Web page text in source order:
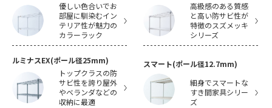
優しい色合いでお
部屋に馴染むイン
テリア性が魅力の
カラーラック
高級感のある質感
と高い防サビ性が
特徴のスズメッキ
シリーズ
ルミナスEX(ポール径25mm)
トップクラスの防
サビ性を誇り屋外
やベランダなどの
収納に最適
スマート(ポール径12.7mm)
細身でスマートな
すき間家具シリー
ズ